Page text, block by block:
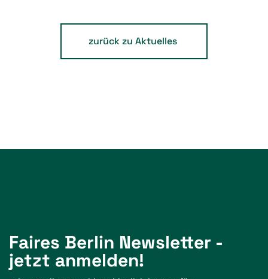
zurück zu Aktuelles
Faires Berlin Newsletter -
jetzt anmelden!